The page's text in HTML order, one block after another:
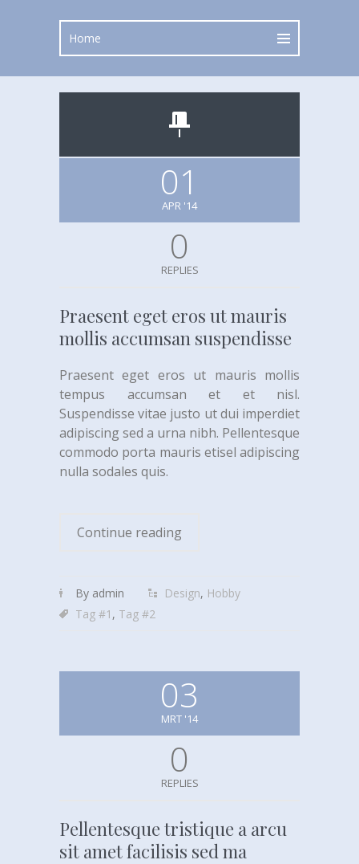
01
APR '14
0
REPLIES
Praesent eget eros ut mauris
mollis accumsan suspendisse
Praesent eget eros ut mauris mollis
tempus accumsan et et nisl.
Suspendisse vitae justo ut dui imperdiet
adipiscing sed a urna nibh. Pellentesque
commodo porta mauris etisel adipiscing
nulla sodales quis.
Continue reading
By admin Design, Hobby
Tag #1 , Tag #2
03
MRT '14
0
REPLIES
Pellentesque tristique a arcu
sit amet facilisis sed ma